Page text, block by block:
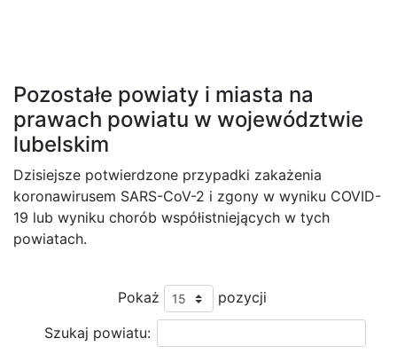
Pozostałe powiaty i miasta na
prawach powiatu w województwie
lubelskim
Dzisiejsze potwierdzone przypadki zakażenia
koronawirusem SARS-CoV-2 i zgony w wyniku COVID-
19 lub wyniku chorób współistniejących w tych
powiatach.
Pokaż pozycji
Szukaj powiatu: